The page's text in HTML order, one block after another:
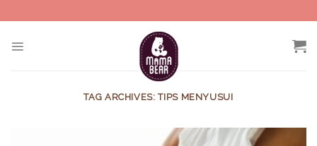
to
TAG ARCHIVES:TIPS MENYUSUI